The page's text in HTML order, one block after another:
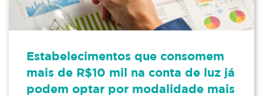
Estabelecimentos que consomem
mais de R$10 mil na conta de luz já
podem optar por modalidade mais